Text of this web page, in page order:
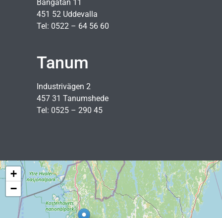
Bangatan 11
451 52 Uddevalla
Tel: 0522 – 64 56 60
Tanum
Industrivägen 2
457 31 Tanumshede
Tel: 0525 – 290 45
+
−